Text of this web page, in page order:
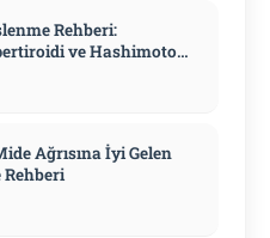
Rehberi:
ve Hashimoto
Ağrısına İyi Gelen
Rehberi